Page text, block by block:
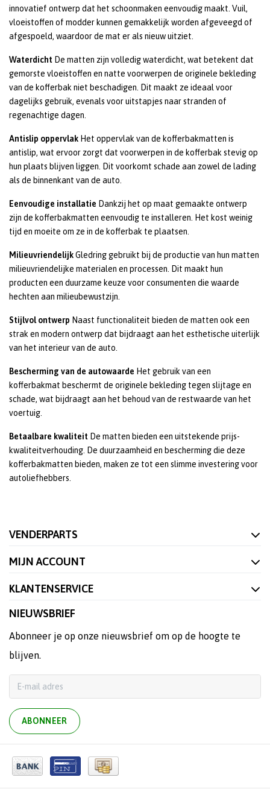
innovatief ontwerp dat het schoonmaken eenvoudig maakt. Vuil,
vloeistoffen of modder kunnen gemakkelijk worden afgeveegd of
afgespoeld, waardoor de mat er als nieuw uitziet.
Waterdicht De matten zijn volledig waterdicht, wat betekent dat
gemorste vloeistoffen en natte voorwerpen de originele bekleding
van de kofferbak niet beschadigen. Dit maakt ze ideaal voor
dagelijks gebruik, evenals voor uitstapjes naar stranden of
regenachtige dagen.
Antislip oppervlak Het oppervlak van de kofferbakmatten is
antislip, wat ervoor zorgt dat voorwerpen in de kofferbak stevig op
hun plaats blijven liggen. Dit voorkomt schade aan zowel de lading
als de binnenkant van de auto.
Eenvoudige installatie Dankzij het op maat gemaakte ontwerp
zijn de kofferbakmatten eenvoudig te installeren. Het kost weinig
tijd en moeite om ze in de kofferbak te plaatsen.
MilieuvriendelijkGledring gebruikt bij de productie van hun matten
milieuvriendelijke materialen en processen. Dit maakt hun
producten een duurzame keuze voor consumenten die waarde
hechten aan milieubewustzijn.
Stijlvol ontwerp Naast functionaliteit bieden de matten ook een
strak en modern ontwerp dat bijdraagt aan het esthetische uiterlijk
van het interieur van de auto.
Bescherming van de autowaarde Het gebruik van een
kofferbakmat beschermt de originele bekleding tegen slijtage en
schade, wat bijdraagt aan het behoud van de restwaarde van het
voertuig.
Betaalbare kwaliteit De matten bieden een uitstekende prijs-
kwaliteitverhouding. De duurzaamheid en bescherming die deze
kofferbakmatten bieden, maken ze tot een slimme investering voor
autoliefhebbers.
VENDERPARTS
MIJN ACCOUNT
KLANTENSERVICE
NIEUWSBRIEF
Abonneer je op onze nieuwsbrief om op de hoogte te
blijven.
ABONNEER